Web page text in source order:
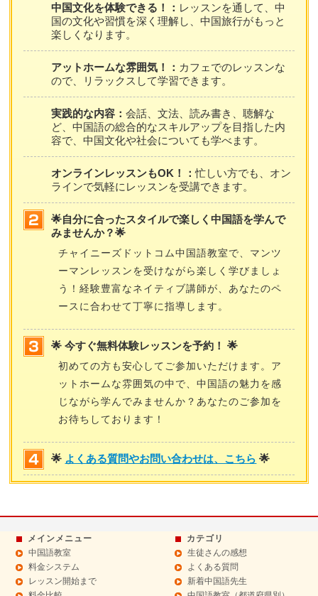
中国文化を体験できる！： レッスンを通して、中
国の文化や習慣を深く理解し、中国旅行がもっと
楽しくなります。
アットホームな雰囲気！： カフェでのレッスンな
ので、リラックスして学習できます。
実践的な内容：会話、文法、読み書き、聴解な
ど、中国語の総合的なスキルアップを目指した内
容で、中国文化や社会についても学べます。
オンラインレッスンもOK！：忙しい方でも、オン
ラインで気軽にレッスンを受講できます。
🌟自分に合ったスタイルで楽しく中国語を学んで
みませんか？🌟
チャイニーズドットコム中国語教室で、マンツ
ーマンレッスンを受けながら楽しく学びましょ
う！経験豊富なネイティブ講師が、あなたのペ
ースに合わせて丁寧に指導します。
🌟 今すぐ無料体験レッスンを予約！ 🌟
初めての方も安心してご参加いただけます。ア
ットホームな雰囲気の中で、中国語の魅力を感
じながら学んでみませんか？あなたのご参加を
お待ちしております！
🌟 よくある質問やお問い合わせは、こちら 🌟
メインメニュー
中国語教室
料金システム
レッスン開始まで
カテゴリ
生徒さんの感想
よくある質問
新着中国語先生